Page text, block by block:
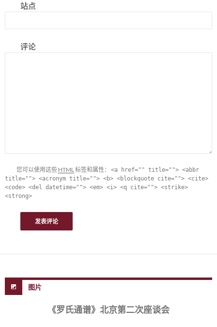
站点
评论
您可以使用这些 HTML标签和属性： <a href="" title=""> <abbr
title=""> <acronym title=""> <b> <blockquote cite=""> <cite>
<code> <del datetime=""> <em> <i> <q cite=""> <strike>
<strong>
图片
《罗氏通谱》北京第二次座谈会